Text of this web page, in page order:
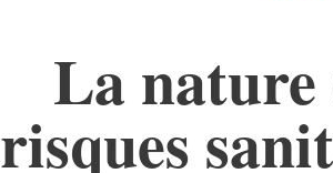
La nature
risques